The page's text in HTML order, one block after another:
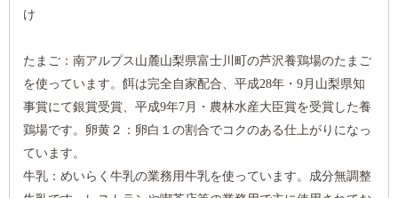
け
たまご：南アルプス山麓山梨県富士川町の芦沢養鶏場のたまご
を使っています。餌は完全自家配合、平成28年・9月山梨県知
事賞にて銀賞受賞、平成9年7月・農林水産大臣賞を受賞した養
鶏場です。卵黄２：卵白１の割合でコクのある仕上がりになっ
ています。
牛乳：めいらく牛乳の業務用牛乳を使っています。成分無調整